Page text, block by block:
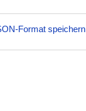
Format speichern